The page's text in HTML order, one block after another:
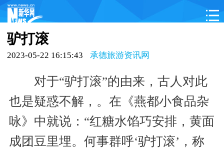
首页 承德动态
品味承德
畅享承德 文化项目
承德特产
驴打滚
2023-05-22 16:15:43 承德旅游资讯网
对于“驴打滚”的由来，古人对此
也是疑惑不解，。在《燕都小食品杂
咏》中就说：“红糖水馅巧安排，黄面
成团豆里埋。何事群呼‘驴打滚’，称